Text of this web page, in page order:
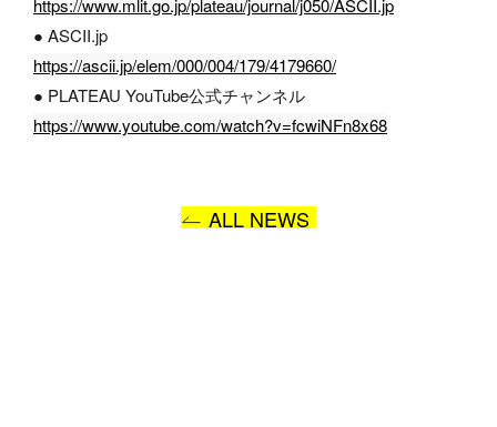
● ASCII.jp
https://ascii.jp/elem/000/004/179/4179660/
● PLATEAU YouTube公式チャンネル
https://www.youtube.com/watch?v=fcwiNFn8x68
ALL NEWS
プライバシーポリシーに同意します